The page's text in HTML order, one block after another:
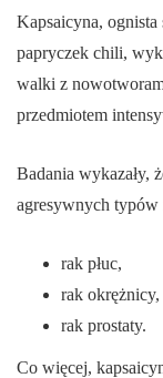
Kapsaicyna, ognista
papryczek chili,
walki z
przedmiotem
Badania wykazały,
agresywnych typów
rak płuc,
rak okrężnicy,
rak prostaty.
Co więcej,